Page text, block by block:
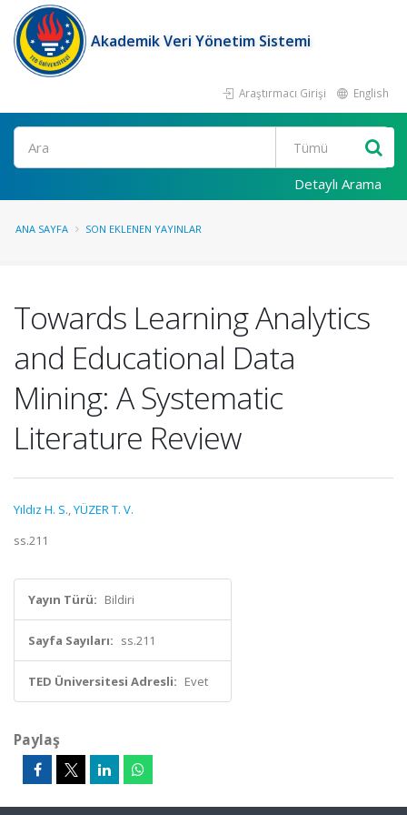
Akademik Veri Yönetim Sistemi
Araştırmacı Girişi English
Ara
Detaylı Arama
ANA SAYFA SON EKLENEN YAYINLAR
Towards Learning Analytics
and Educational Data
Mining: A Systematic
Literature Review
Yıldız H. S.,YÜZER T. V.
ss.211
Yayın Türü: Bildiri
Sayfa Sayıları: ss.211
TED Üniversitesi Adresli: Evet
Paylaş